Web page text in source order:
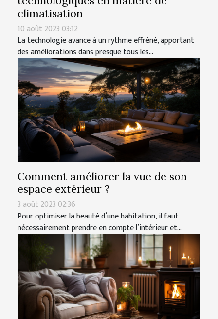
climatisation
10 août 2023 03:12
La technologie avance à un rythme effréné, apportant
des améliorations dans presque tous les...
Comment améliorer la vue de son
espace extérieur ?
3 août 2023 02:36
Pour optimiser la beauté d’une habitation, il faut
nécessairement prendre en compte l’intérieur et...